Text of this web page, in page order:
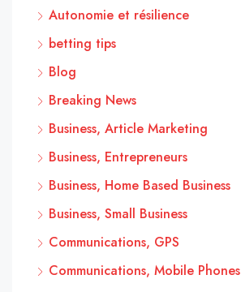
Autonomie et résilience
betting tips
Blog
Breaking News
Business, Article Marketing
Business, Entrepreneurs
Business, Home Based Business
Business, Small Business
Communications, GPS
Communications, Mobile Phones